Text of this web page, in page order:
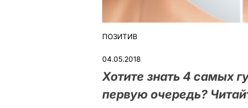
ОПУБЛІКУВАТИ
ПОЗИТИВ
04.05.2018
Хотите знать 4 самых
первую очередь?